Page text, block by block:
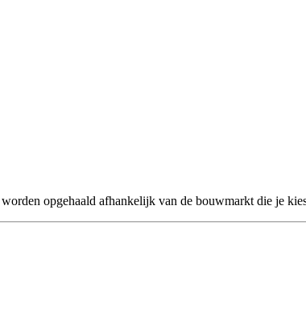
opgehaald afhankelijk van de bouwmarkt die je